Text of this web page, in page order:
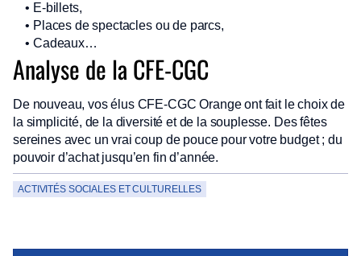
• E-billets,
• Places de spectacles ou de parcs,
• Cadeaux…
Analyse de la CFE-CGC
De nouveau, vos élus CFE-CGC Orange ont fait le choix de
la simplicité, de la diversité et de la souplesse. Des fêtes
sereines avec un vrai coup de pouce pour votre budget ; du
pouvoir d’achat jusqu’en fin d’année.
ACTIVITÉS SOCIALES ET CULTURELLES